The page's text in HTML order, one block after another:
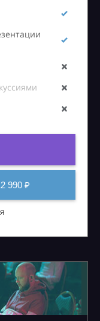
990 ₽